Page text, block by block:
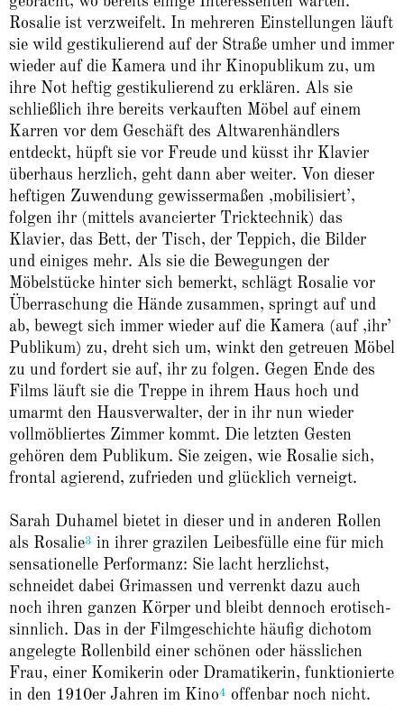
Rosalie ist verzweifelt. In mehreren Einstellungen läuft
sie wild gestikulierend auf der Straße umher und immer
wieder auf die Kamera und ihr Kinopublikum zu, um
ihre Not heftig gestikulierend zu erklären. Als sie
schließlich ihre bereits verkauften Möbel auf einem
Karren vor dem Geschäft des Altwarenhändlers
entdeckt, hüpft sie vor Freude und küsst ihr Klavier
überhaus herzlich, geht dann aber weiter. Von dieser
heftigen Zuwendung gewissermaßen ‚mobilisiert’,
folgen ihr (mittels avancierter Tricktechnik) das
Klavier, das Bett, der Tisch, der Teppich, die Bilder
und einiges mehr. Als sie die Bewegungen der
Möbelstücke hinter sich bemerkt, schlägt Rosalie vor
Überraschung die Hände zusammen, springt auf und
ab, bewegt sich immer wieder auf die Kamera (auf ‚ihr’
Publikum) zu, dreht sich um, winkt den getreuen Möbel
zu und fordert sie auf, ihr zu folgen. Gegen Ende des
Films läuft sie die Treppe in ihrem Haus hoch und
umarmt den Hausverwalter, der in ihr nun wieder
vollmöbliertes Zimmer kommt. Die letzten Gesten
gehören dem Publikum. Sie zeigen, wie Rosalie sich,
frontal agierend, zufrieden und glücklich verneigt.
Sarah Duhamel bietet in dieser und in anderen Rollen
als Rosalie3 in ihrer grazilen Leibesfülle eine für mich
sensationelle Performanz: Sie lacht herzlichst,
schneidet dabei Grimassen und verrenkt dazu auch
noch ihren ganzen Körper und bleibt dennoch erotisch-
sinnlich. Das in der Filmgeschichte häufig dichotom
angelegte Rollenbild einer schönen oder hässlichen
Frau, einer Komikerin oder Dramatikerin, funktionierte
in den 1910er Jahren im Kino4 offenbar noch nicht.